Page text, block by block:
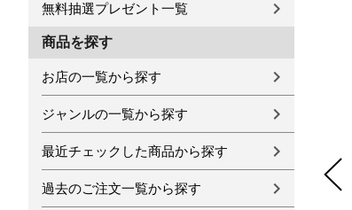
無料抽選プレゼント一覧
商品を探す
お店の一覧から探す
ジャンルの一覧から探す
最近チェックした商品から探す
過去のご注文一覧から探す